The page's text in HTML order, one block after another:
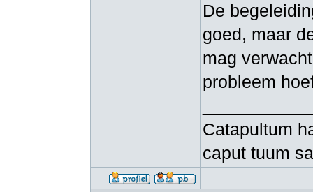
De
goed, maar
mag
probleem
Catapultum
caput tuum